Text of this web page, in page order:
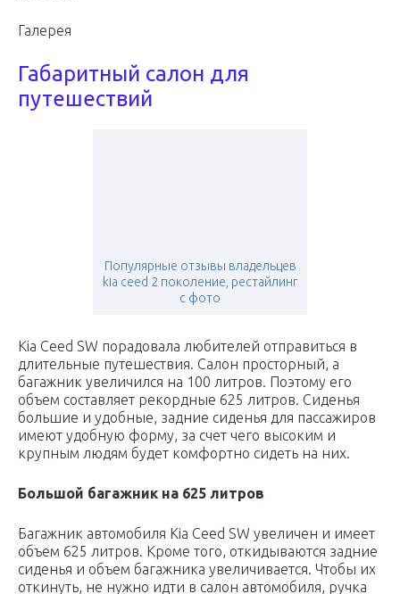
Галерея
Габаритный салон для
путешествий
Популярные отзывы владельцев
kia ceed 2 поколение, рестайлинг
с фото
Kia Ceed SW порадовала любителей отправиться в
длительные путешествия. Салон просторный, а
багажник увеличился на 100 литров. Поэтому его
объем составляет рекордные 625 литров. Сиденья
большие и удобные, задние сиденья для пассажиров
имеют удобную форму, за счет чего высоким и
крупным людям будет комфортно сидеть на них.
Большой багажник на 625 литров
Багажник автомобиля Kia Ceed SW увеличен и имеет
объем 625 литров. Кроме того, откидываются задние
сиденья и объем багажника увеличивается. Чтобы их
откинуть, не нужно идти в салон автомобиля, ручка